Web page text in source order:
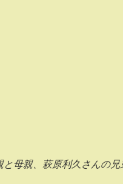
と母親、萩原利久さんの